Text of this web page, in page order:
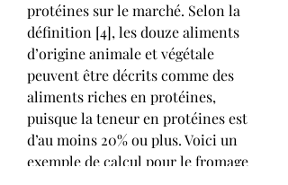
protéines sur le marché. Selon la
définition [4], les douze aliments
d’origine animale et végétale
peuvent être décrits comme des
aliments riches en protéines,
puisque la teneur en protéines est
d’au moins 20% ou plus. Voici un
exemple de calcul pour le fromage